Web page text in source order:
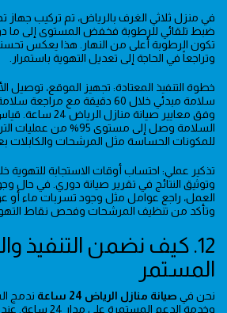
في منزل ثلاثي الغرف بالرياض، تم تركيب جهاز
تكون الرطوبة أعلى من النهار. هذا يعكس تحسناً
وتراجعاً في الحاجة إلى تعديل التهوية باستمرار.
خطوة التنفيذ المعتادة: تجهيز الموقع، توصيل
سلامة مبدئي خلال 60 دقيقة مع
وفق معايير صيانة
السلامة وصل إلى مستوى
للمكونات الحساسة مثل المرشحات والكابلات
تذكير عملي: احتساب أوقات الاستجابة للتهوية
وتوثيق النتائج في تقرير صيانة دوري. في حال
العمل، راجع عوامل مثل وجود تسربات ماء أو
وتأكد من تنظيف المرشحات وفحص نقاط
12. كيف نضمن التنفيذ
المستمر
نحن في صيانة منازل الرياض 24 ساعة
ندمج
وخدمة الدعم